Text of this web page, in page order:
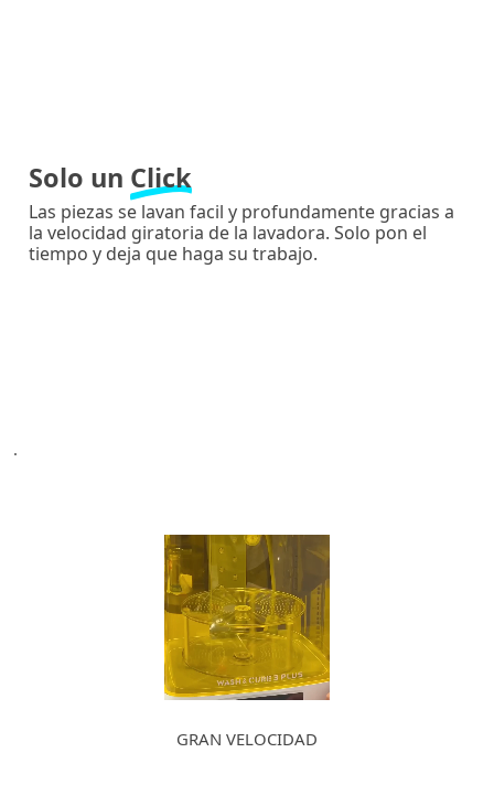
Solo un Click
Las piezas se lavan facil y profundamente gracias a
la velocidad giratoria de la lavadora. Solo pon el
tiempo y deja que haga su trabajo.
.
GRAN VELOCIDAD